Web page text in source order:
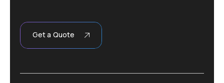
Get a Quote